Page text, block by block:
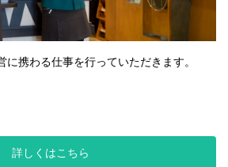
携わる仕事を行っていただきます。
指導・教育
内会議への参加
材料の発 注業務等
詳しくはこちら